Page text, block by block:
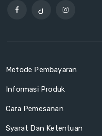
Metode Pembayaran
Informasi Produk
Cara Pemesanan
Syarat Dan Ketentuan